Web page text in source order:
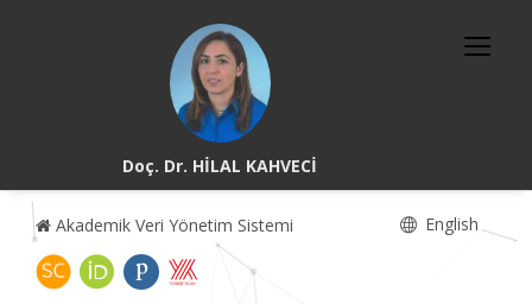
Doç. Dr. HİLAL KAHVECİ
Akademik Veri Yönetim Sistemi English